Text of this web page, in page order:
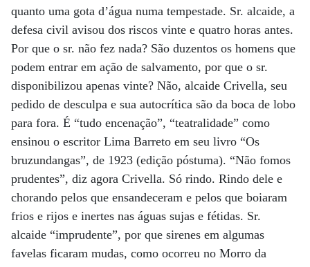
quanto uma gota d’água numa tempestade. Sr. alcaide, a
defesa civil avisou dos riscos vinte e quatro horas antes.
Por que o sr. não fez nada? São duzentos os homens que
podem entrar em ação de salvamento, por que o sr.
disponibilizou apenas vinte? Não, alcaide Crivella, seu
pedido de desculpa e sua autocrítica são da boca de lobo
para fora. É “tudo encenação”, “teatralidade” como
ensinou o escritor Lima Barreto em seu livro “Os
bruzundangas”, de 1923 (edição póstuma). “Não fomos
prudentes”, diz agora Crivella. Só rindo. Rindo dele e
chorando pelos que ensandeceram e pelos que boiaram
frios e rijos e inertes nas águas sujas e fétidas. Sr.
alcaide “imprudente”, por que sirenes em algumas
favelas ficaram mudas, como ocorreu no Morro da